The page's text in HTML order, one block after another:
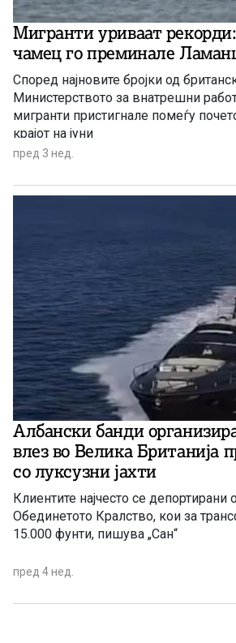
Мигранти уриваат
чамец го преминале
Според најновите бројки од
Министерството за внатрешни
мигранти пристигнале помеѓу
крајот на јуни
пред 3 нед.
Албански банди
влез во Велика Британија
со луксузни јахти
Клиентите најчесто се депортирани
Обединетото Кралство, кои за
15.000 фунти, пишува „Сан“
пред 4 нед.